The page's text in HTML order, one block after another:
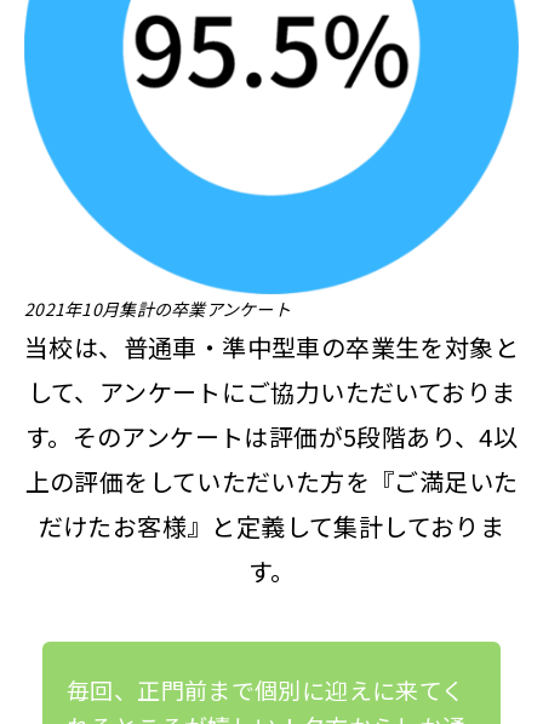
2021年10月集計の卒業アンケート
当校は、普通⾞・準中型⾞の卒業⽣を対象と
して、アンケートにご協⼒いただいておりま
す。そのアンケートは評価が5段階あり、4以
上の評価をしていただいた⽅を『ご満⾜いた
だけたお客様』と定義して集計しておりま
す。
毎回、正門前まで個別に迎えに来てく